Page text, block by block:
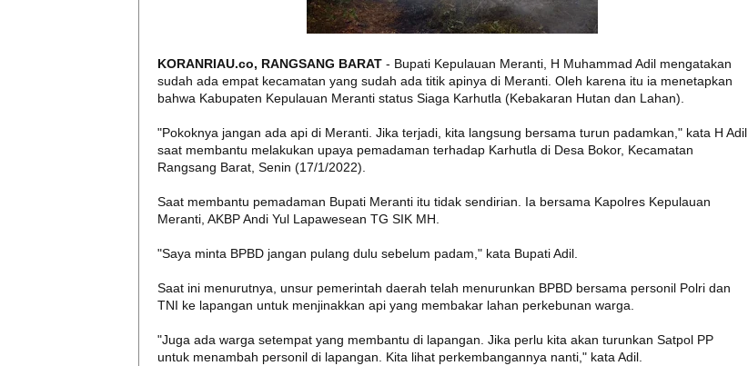
KORANRIAU.co, RANGSANG BARAT - Bupati Kepulauan Meranti, H Muhammad Adil mengatakan
sudah ada empat kecamatan yang sudah ada titik apinya di Meranti. Oleh karena itu ia menetapkan
bahwa Kabupaten Kepulauan Meranti status Siaga Karhutla (Kebakaran Hutan dan Lahan).
"Pokoknya jangan ada api di Meranti. Jika terjadi, kita langsung bersama turun padamkan," kata H Adil
saat membantu melakukan upaya pemadaman terhadap Karhutla di Desa Bokor, Kecamatan
Rangsang Barat, Senin (17/1/2022).
Saat membantu pemadaman Bupati Meranti itu tidak sendirian. Ia bersama Kapolres Kepulauan
Meranti, AKBP Andi Yul Lapawesean TG SIK MH.
"Saya minta BPBD jangan pulang dulu sebelum padam," kata Bupati Adil.
Saat ini menurutnya, unsur pemerintah daerah telah menurunkan BPBD bersama personil Polri dan
TNI ke lapangan untuk menjinakkan api yang membakar lahan perkebunan warga.
"Juga ada warga setempat yang membantu di lapangan. Jika perlu kita akan turunkan Satpol PP
untuk menambah personil di lapangan. Kita lihat perkembangannya nanti," kata Adil.